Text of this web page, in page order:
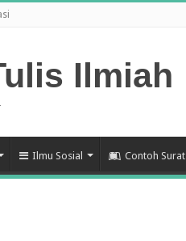
Ilmiah
Ilmu Sosial Contoh Surat